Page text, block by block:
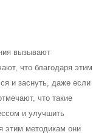
вызывают
что благодаря этим
и заснуть, даже если
что такие
и улучшить
этим методикам они